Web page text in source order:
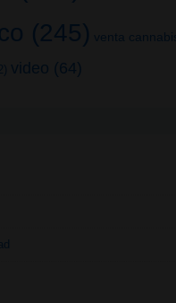
(245) venta cannabis
video (64)